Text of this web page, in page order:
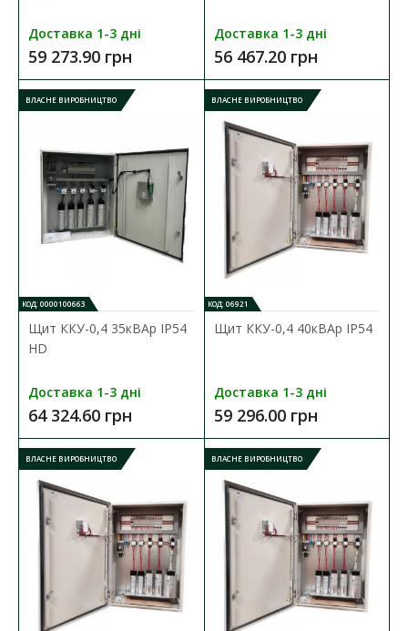
Щитки ЯТП з понижуючими трансформаторами
перетворюють напругу змінного струму 220В частотою 50Гц
на ..
ДО КОШИКА
В порівняння
В закладки
ВЛАСНЕ ВИРОБНИЦТВО
Доставка 1-3 дні
59 273.90 грн
Доставка 1-3 дні
56 467.20 грн
ВЛАСНЕ ВИРОБНИЦТВО
КОД: 0000100663
Щит ККУ-0,4 35кВАр ІР54
HD
Доставка 1-3 дні
64 324.60 грн
ВЛАСНЕ ВИРОБНИЦТВО
КОД: 06921
Щит ККУ-0,4 40кВАр ІР54
Доставка 1-3 дні
59 296.00 грн
ВЛАСНЕ ВИРОБНИЦТВО ВЛАСНЕ ВИРОБНИЦТВО